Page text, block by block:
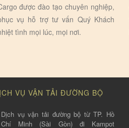
được đào tạo chuyên nghiệp,
vụ hỗ trợ tư vấn Quý Khách
tình mọi lúc, mọi nơi.
VỤ VẬN TẢI ĐƯỜNG BỘ
Dịch vụ vận tải đường bộ từ TP. Hồ
Chí Minh (Sài Gòn) đi Kampot